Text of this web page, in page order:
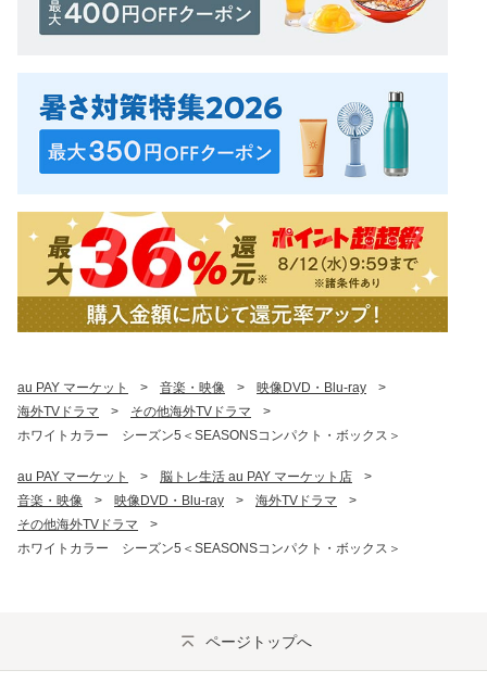
au PAY マーケット > 音楽・映像 > 映像DVD・Blu-ray
>
海外TVドラマ
> その他海外TVドラマ
>
ホワイトカラー シーズン5＜SEASONSコンパクト・ボックス＞
au PAY マーケット > 脳トレ生活 au PAY マーケット店
>
音楽・映像
> 映像DVD・Blu-ray > 海外TVドラマ
>
その他海外TVドラマ
>
ホワイトカラー シーズン5＜SEASONSコンパクト・ボックス＞
ページトップへ